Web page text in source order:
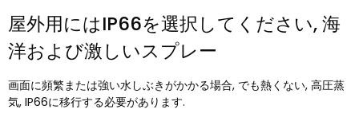
屋外用にはIP66を選択してください, 海
洋および激しいスプレー
画面に頻繁または強い水しぶきがかかる場合, でも熱くない, 高圧蒸
気, IP66に移行する必要があります.